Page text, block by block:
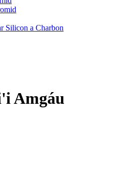
Silicon a Charbon
Amgáu